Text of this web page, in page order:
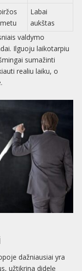
Labai
aukštas
valdymo
Ilguoju laikotarpiu
sumažinti
realiu laiku, o
dažniausiai yra
užtikrina didelę